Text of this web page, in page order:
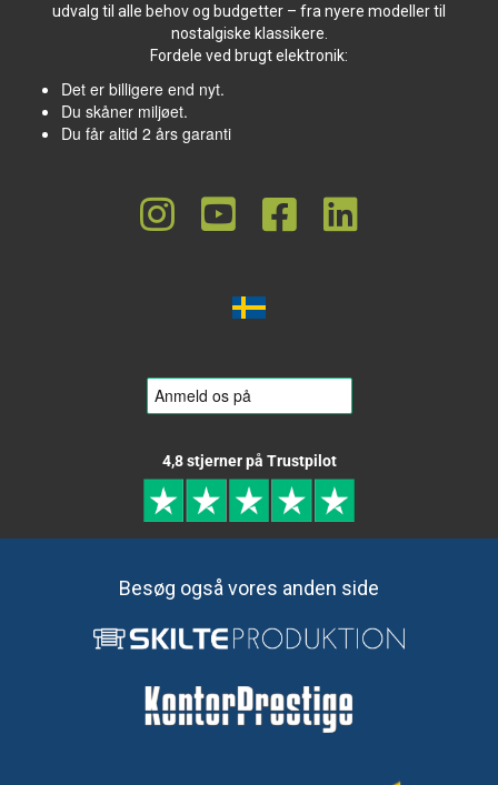
udvalg til alle behov og budgetter – fra nyere modeller til
nostalgiske klassikere.
Fordele ved brugt elektronik:
Det er billigere end nyt.
Du skåner miljøet.
Du får altid 2 års garanti
4,8 stjerner på Trustpilot
Besøg også vores anden side